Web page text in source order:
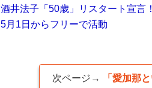
酒井法子「50歳」リスタート宣言！
5月1日からフリーで活動
次ページ→
「愛加那